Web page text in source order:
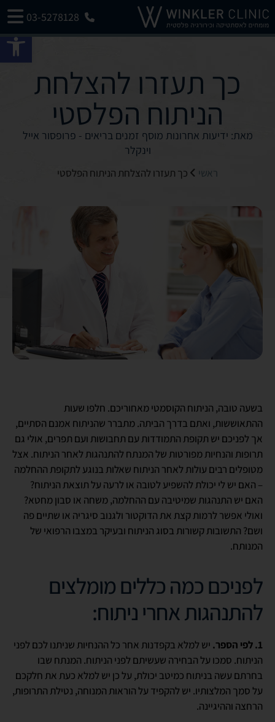
03-5278128
כך תעזרו להצלחת
הניתוח הפלסטי
מאת: ידיעות אחרונות מוסף זמנים בריאים - פרופסור אייל
וינקלר
ראשי כך תעזרו להצלחת הניתוח הפלסטי
בשעה טובה, הניתוח הקוסמטי מאחוריכם. חלפו שעות
ההתאוששות, ואתם בדרך הביתה. מתברר שהניתוח אמנם הסתיים,
אך לפניכם יש תקופת התמודדות עם תחבושות ועם תפרים, אולי גם
תרופות והנחיות מפורטות של המנתח להתנהגות לאחר הניתוח. אצל
מטופלים רבים עולות לאחר הניתוח שאלות בנוגע לתקופת ההחלמה
– האם יש לי יכולת להשפיע לטובה או לרעה על תוצאת הניתוח?
האם יש התנהגות שמיטיבה עם ההחלמה, משחה או סבון מחטא?
ואולי אפשר לרמות קצת את הדוקטור ולגנוב סיגריה או שתיים פה
ושם? התשובות קשורות בסוג הניתוח ובעיקר במצבו הרפואי של
המנותח.
לפניכם כמה כללים מומלצים
להתנהגות אחרי ניתוח:
1. לפי הספר.
יש למלא בקפדנות אחר כל ההנחיות שניתנו לכם לפני
הניתוח. סמכו על הבחירה שעשיתם לפני הניתוח. המנתח שבו
בחרתם עשה בניתוח כמיטב יכולת, על כן יש למלא כעת את חלקכם
על סמך המלצותיו. יש להקפיד על הוראות המנוחה, נטילת התרופות,
הרחצה וההיגיינה.